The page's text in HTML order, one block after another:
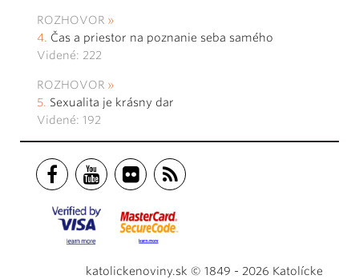
ROZHOVOR
Čas a priestor na poznanie seba samého
Videné: 222
ROZHOVOR
Sexualita je krásny dar
Videné: 192
katolickenoviny.sk © 1849 - 2026 Katolícke